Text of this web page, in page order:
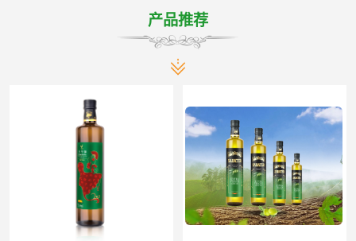
产品推荐